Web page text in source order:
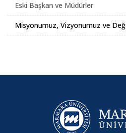
Eski Başkan ve Müdürler
Misyonumuz, Vizyonumuz ve